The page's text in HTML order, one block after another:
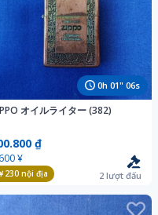
0h 01" 05s
オイルライター (382)
₫
¥
230nội địa 2 lượt đấu